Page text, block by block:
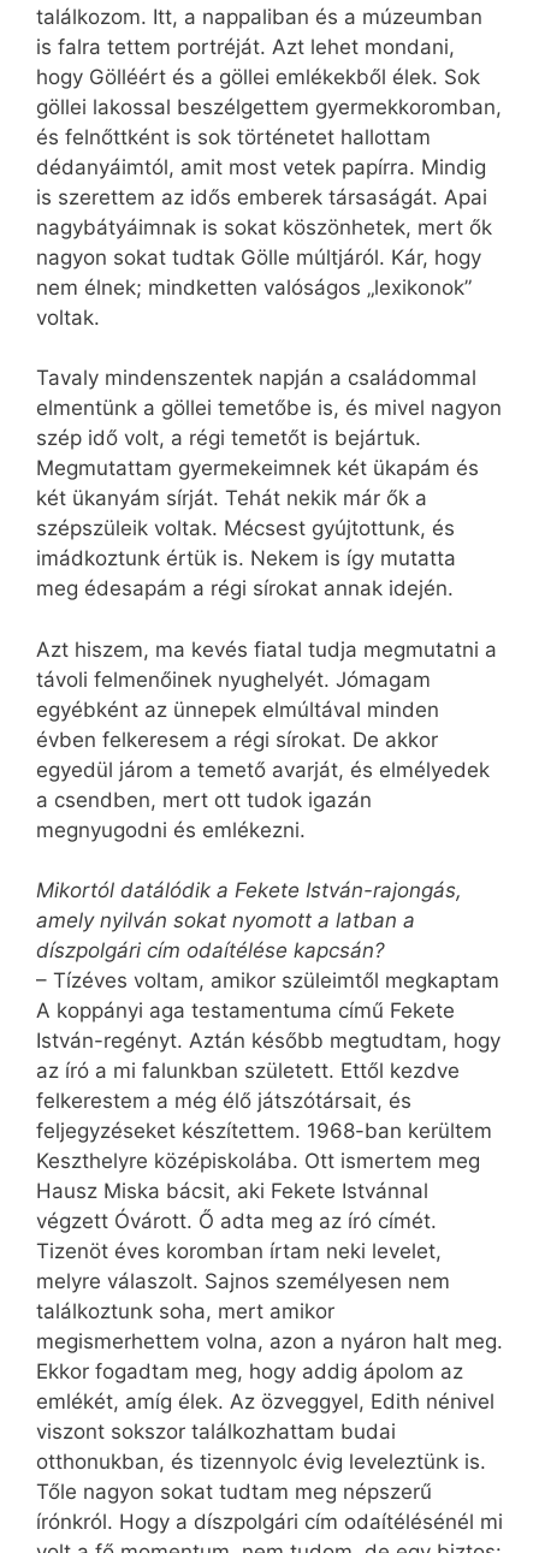
találkozom. Itt, a nappaliban és a múzeumban
is falra tettem portréját. Azt lehet mondani,
hogy Gölléért és a göllei emlékekből élek. Sok
göllei lakossal beszélgettem gyermekkoromban,
és felnőttként is sok történetet hallottam
dédanyáimtól, amit most vetek papírra. Mindig
is szerettem az idős emberek társaságát. Apai
nagybátyáimnak is sokat köszönhetek, mert ők
nagyon sokat tudtak Gölle múltjáról. Kár, hogy
nem élnek; mindketten valóságos „lexikonok”
voltak.
Tavaly mindenszentek napján a családommal
elmentünk a göllei temetőbe is, és mivel nagyon
szép idő volt, a régi temetőt is bejártuk.
Megmutattam gyermekeimnek két ükapám és
két ükanyám sírját. Tehát nekik már ők a
szépszüleik voltak. Mécsest gyújtottunk, és
imádkoztunk értük is. Nekem is így mutatta
meg édesapám a régi sírokat annak idején.
Azt hiszem, ma kevés fiatal tudja megmutatni a
távoli felmenőinek nyughelyét. Jómagam
egyébként az ünnepek elmúltával minden
évben felkeresem a régi sírokat. De akkor
egyedül járom a temető avarját, és elmélyedek
a csendben, mert ott tudok igazán
megnyugodni és emlékezni.
Mikortól datálódik a Fekete István-rajongás,
amely nyilván sokat nyomott a latban a
díszpolgári cím odaítélése kapcsán?
– Tízéves voltam, amikor szüleimtől megkaptam
A koppányi aga testamentuma című Fekete
István-regényt. Aztán később megtudtam, hogy
az író a mi falunkban született. Ettől kezdve
felkerestem a még élő játszótársait, és
feljegyzéseket készítettem. 1968-ban kerültem
Keszthelyre középiskolába. Ott ismertem meg
Hausz Miska bácsit, aki Fekete Istvánnal
végzett Óvárott. Ő adta meg az író címét.
Tizenöt éves koromban írtam neki levelet,
melyre válaszolt. Sajnos személyesen nem
találkoztunk soha, mert amikor
megismerhettem volna, azon a nyáron halt meg.
Ekkor fogadtam meg, hogy addig ápolom az
emlékét, amíg élek. Az özveggyel, Edith nénivel
viszont sokszor találkozhattam budai
otthonukban, és tizennyolc évig leveleztünk is.
Tőle nagyon sokat tudtam meg népszerű
írónkról. Hogy a díszpolgári cím odaítélésénél mi